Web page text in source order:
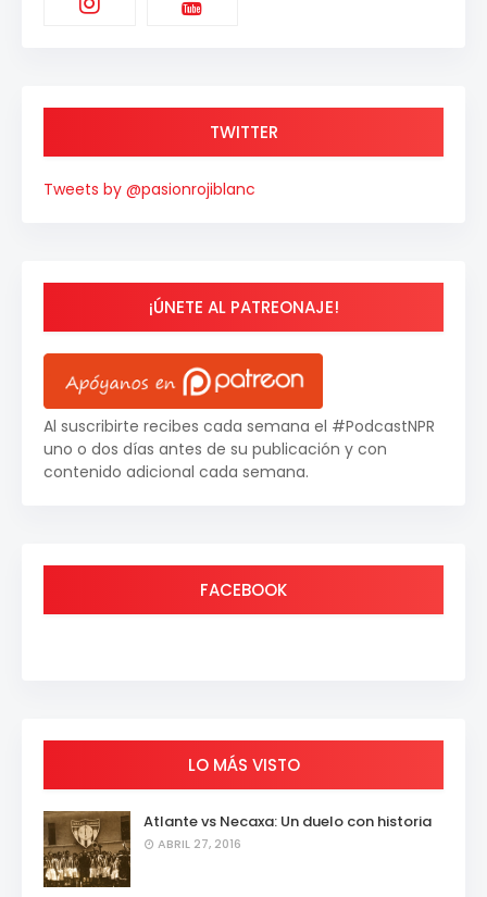
TWITTER
Tweets by @pasionrojiblanc
¡ÚNETE AL PATREONAJE!
Al suscribirte recibes cada semana el #PodcastNPR
uno o dos días antes de su publicación y con
contenido adicional cada semana.
FACEBOOK
LO MÁS VISTO
Atlante vs Necaxa: Un duelo con historia
ABRIL 27, 2016